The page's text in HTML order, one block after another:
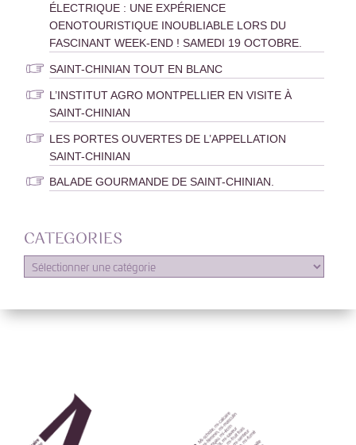
ÉLECTRIQUE : UNE EXPÉRIENCE
OENOTOURISTIQUE INOUBLIABLE LORS DU
FASCINANT WEEK-END ! SAMEDI 19 OCTOBRE.
SAINT-CHINIAN TOUT EN BLANC
L’INSTITUT AGRO MONTPELLIER EN VISITE À
SAINT-CHINIAN
LES PORTES OUVERTES DE L’APPELLATION
SAINT-CHINIAN
BALADE GOURMANDE DE SAINT-CHINIAN.
CATEGORIES
CATEGORIES